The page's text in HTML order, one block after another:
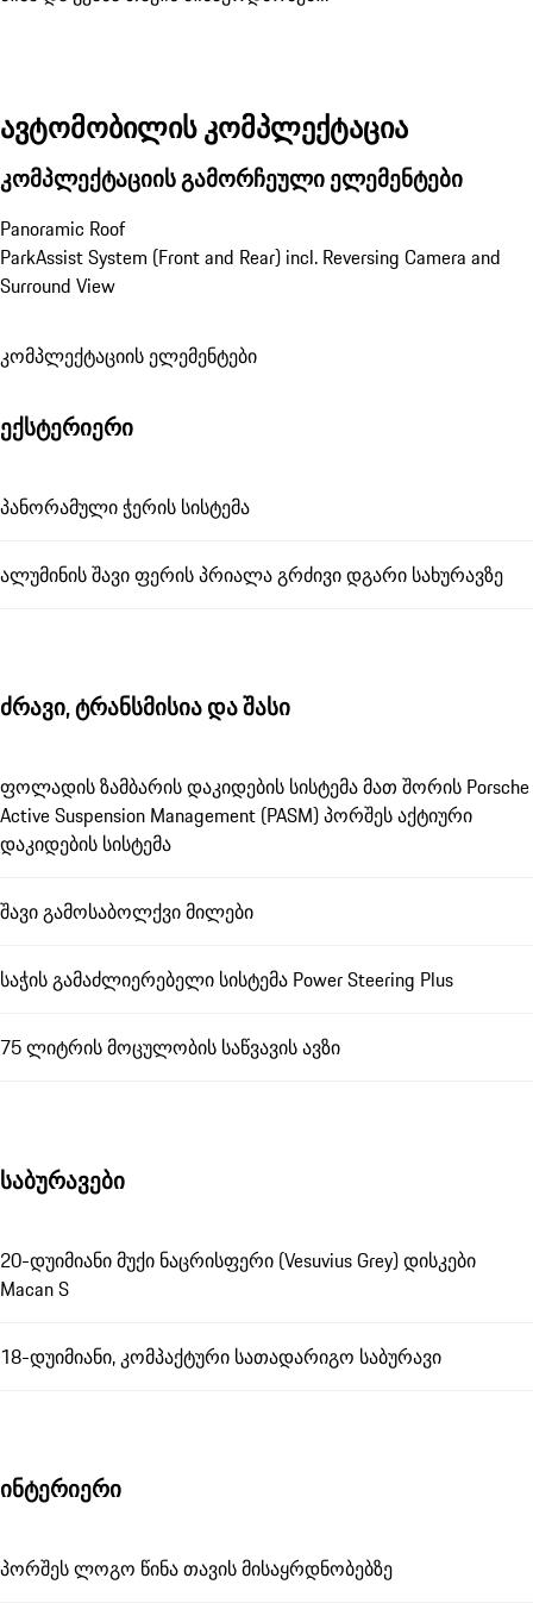
ავტომობილის კომპლექტაცია
კომპლექტაციის გამორჩეული ელემენტები
Panoramic Roof
ParkAssist System (Front and Rear) incl. Reversing Camera and
Surround View
კომპლექტაციის ელემენტები
ექსტერიერი
პანორამული ჭერის სისტემა
ალუმინის შავი ფერის პრიალა გრძივი დგარი სახურავზე
ძრავი, ტრანსმისია და შასი
ფოლადის ზამბარის დაკიდების სისტემა მათ შორის Porsche
Active Suspension Management (PASM) პორშეს აქტიური
დაკიდების სისტემა
შავი გამოსაბოლქვი მილები
საჭის გამაძლიერებელი სისტემა Power Steering Plus
75 ლიტრის მოცულობის საწვავის ავზი
საბურავები
20-დუიმიანი მუქი ნაცრისფერი (Vesuvius Grey) დისკები
Macan S
18-დუიმიანი, კომპაქტური სათადარიგო საბურავი
ინტერიერი
პორშეს ლოგო წინა თავის მისაყრდნობებზე